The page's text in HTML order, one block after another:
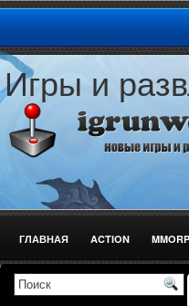
Игры и
ГЛАВНАЯ ACTION
СТРЕЛЯЛКИ